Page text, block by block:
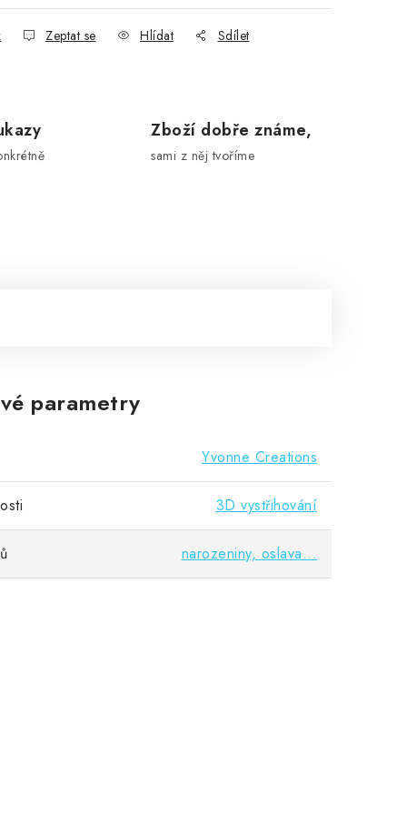
Zeptat se Hlídat Sdílet
Zboží dobře známe,
sami z něj tvoříme
parametry
Yvonne Creations
3D vystřihování
narozeniny, oslava...